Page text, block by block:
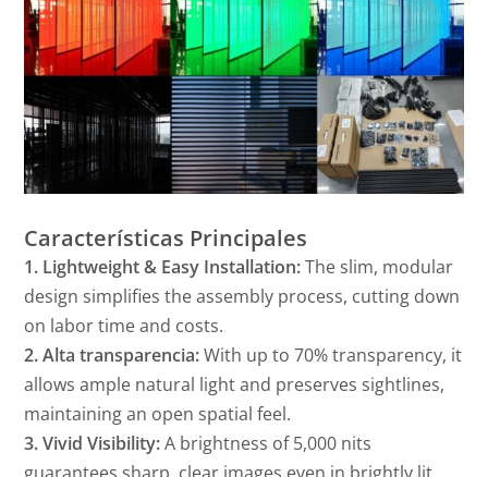
Características Principales
1. Lightweight & Easy Installation:The slim, modular
design simplifies the assembly process, cutting down
on labor time and costs.
2. Alta transparencia:With up to 70% transparency, it
allows ample natural light and preserves sightlines,
maintaining an open spatial feel.
3. Vivid Visibility:A brightness of 5,000 nits
guarantees sharp, clear images even in brightly lit